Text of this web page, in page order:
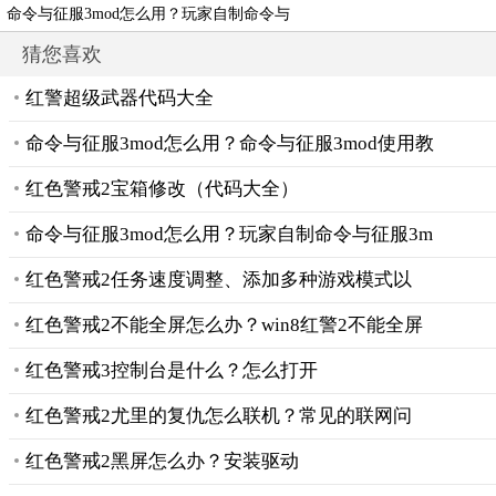
命令与征服3mod怎么用？玩家自制命令与
猜您喜欢
红警超级武器代码大全
命令与征服3mod怎么用？命令与征服3mod使用教
红色警戒2宝箱修改（代码大全）
命令与征服3mod怎么用？玩家自制命令与征服3m
红色警戒2任务速度调整、添加多种游戏模式以
红色警戒2不能全屏怎么办？win8红警2不能全屏
红色警戒3控制台是什么？怎么打开
红色警戒2尤里的复仇怎么联机？常见的联网问
红色警戒2黑屏怎么办？安装驱动